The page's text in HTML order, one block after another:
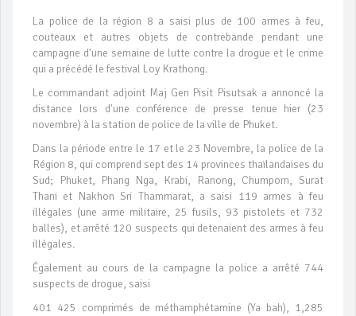
La police de la région 8 a saisi plus de 100 armes à feu,
couteaux et autres objets de contrebande pendant une
campagne d'une semaine de lutte contre la drogue et le crime
qui a précédé le festival Loy Krathong.
Le commandant adjoint Maj Gen Pisit Pisutsak a annoncé la
distance lors d'une conférence de presse tenue hier (23
novembre) à la station de police de la ville de Phuket.
Dans la période entre le 17 et le 23 Novembre, la police de la
Région 8, qui comprend sept des 14 provinces thaïlandaises du
Sud; Phuket, Phang Nga, Krabi, Ranong, Chumporn, Surat
Thani et Nakhon Sri Thammarat, a saisi 119 armes à feu
illégales (une arme militaire, 25 fusils, 93 pistolets et 732
balles), et arrêté 120 suspects qui detenaient des armes à feu
illégales.
Également au cours de la campagne la police a arrêté 744
suspects de drogue, saisi
401 425 comprimés de méthamphétamine (Ya bah), 1,285